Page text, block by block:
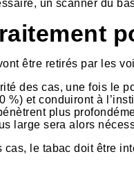
un scanner du
être retirés par les
des cas, une fois le
%) et conduiront à
plus
large sera alors
cas, le tabac doit être